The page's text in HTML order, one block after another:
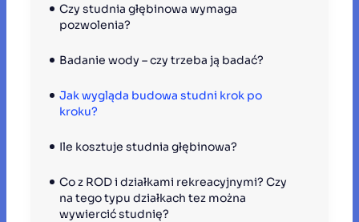
Czy studnia głębinowa wymaga
pozwolenia?
Badanie wody – czy trzeba ją badać?
Jak wygląda budowa studni krok po
kroku?
Ile kosztuje studnia głębinowa?
Co z ROD i działkami rekreacyjnymi? Czy
na tego typu działkach tez można
wywiercić studnię?